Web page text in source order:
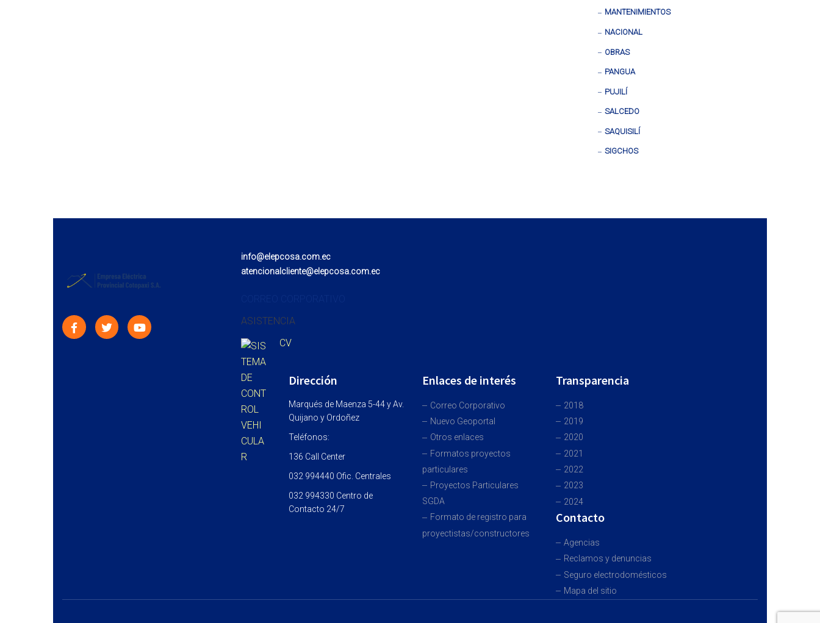
MANTENIMIENTOS
NACIONAL
OBRAS
PANGUA
PUJILÍ
SALCEDO
SAQUISILÍ
SIGCHOS
info@elepcosa.com.ec
atencionalcliente@elepcosa.com.ec
ASISTENCIA
CV
Dirección
Marqués de Maenza 5-44 y Av.
Quijano y Ordoñez
Teléfonos:
136 Call Center
032 994440 Ofic. Centrales
032 994330 Centro de
Contacto 24/7
Enlaces de interés
Correo Corporativo
Nuevo Geoportal
Otros enlaces
Formatos proyectos
particulares
Proyectos Particulares
SGDA
Formato de registro para
proyectistas/constructores
Transparencia
2018
2019
2020
2021
2022
2023
2024
Contacto
Agencias
Reclamos y denuncias
Seguro electrodomésticos
Mapa del sitio